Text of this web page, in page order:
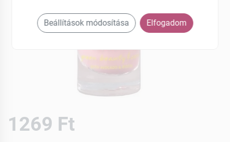
1269 Ft
Beállítások módosítása Elfogadom